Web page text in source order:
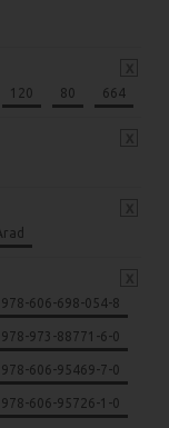
120 80 664
978-606-698-054-8
978-973-88771-6-0
978-606-95469-7-0
978-606-95726-1-0